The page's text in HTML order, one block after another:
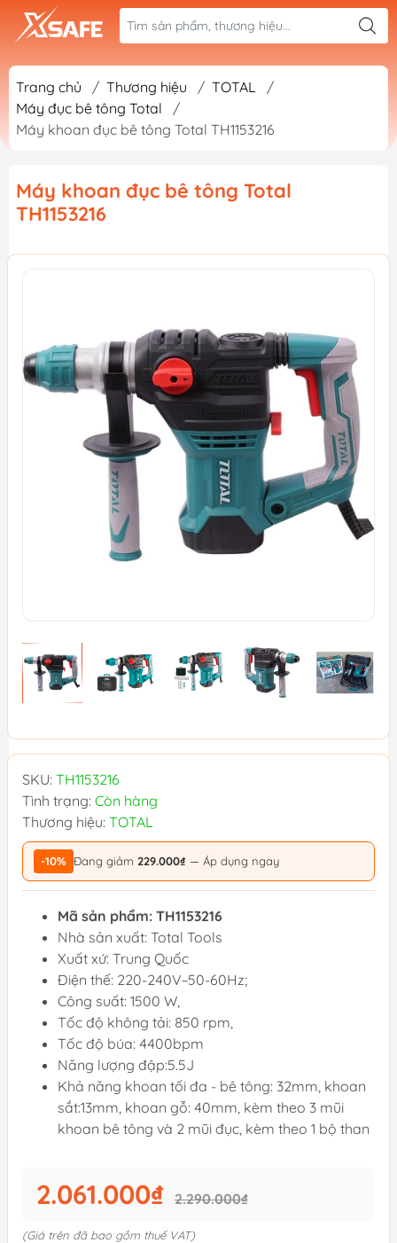
Trang chủ / Thương hiệu / TOTAL
/
Máy đục bê tông Total
/
Máy khoan đục bê tông Total TH1153216
Máy khoan đục bê tông Total
TH1153216
SKU: TH1153216
Tình trạng: Còn hàng
Thương hiệu: TOTAL
-10% Đang giảm 229.000₫ — Áp dụng ngay
Mã sản phẩm: TH1153216
Nhà sản xuất: Total Tools
Xuất xứ: Trung Quốc
Điện thế: 220-240V~50-60Hz;
Công suất: 1500 W,
Tốc độ không tải: 850 rpm,
Tốc độ búa: 4400bpm
Năng lượng đập:5.5J
Khả năng khoan tối đa - bê tông: 32mm, khoan
sắt:13mm, khoan gỗ: 40mm, kèm theo 3 mũi
khoan bê tông và 2 mũi đục, kèm theo 1 bộ than
2.061.000₫ 2.290.000₫
(Giá trên đã bao gồm thuế VAT)